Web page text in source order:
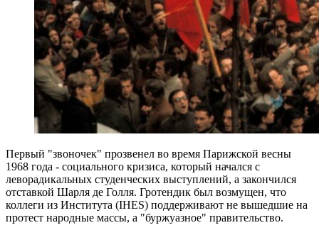
Первый "звоночек" прозвенел во время Парижской весны
1968 года - социального кризиса, который начался с
леворадикальных студенческих выступлений, а закончился
отставкой Шарля де Голля. Гротендик был возмущен, что
коллеги из Института (IHES) поддерживают не вышедшие на
протест народные массы, а "буржуазное" правительство.